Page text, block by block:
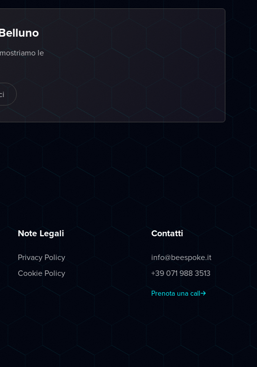
le
Note Legali
Privacy Policy
Cookie Policy
Contatti
info@beespoke.it
+39 071 988 3513
Prenota una call